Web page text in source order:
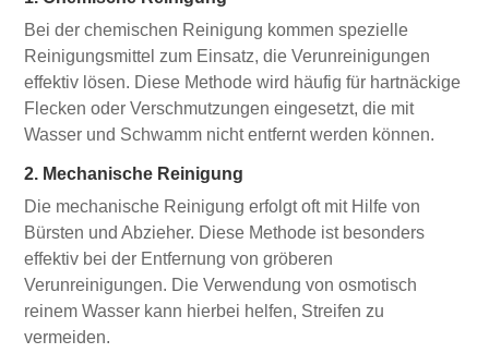
Bei der chemischen Reinigung kommen spezielle
Reinigungsmittel zum Einsatz, die Verunreinigungen
effektiv lösen. Diese Methode wird häufig für hartnäckige
Flecken oder Verschmutzungen eingesetzt, die mit
Wasser und Schwamm nicht entfernt werden können.
2. Mechanische Reinigung
Die mechanische Reinigung erfolgt oft mit Hilfe von
Bürsten und Abzieher. Diese Methode ist besonders
effektiv bei der Entfernung von gröberen
Verunreinigungen. Die Verwendung von osmotisch
reinem Wasser kann hierbei helfen, Streifen zu
vermeiden.